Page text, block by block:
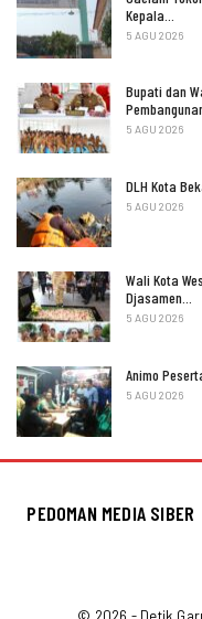
Kepala…
5 AGU 2026
Bupati dan
5 AGU 2026
DLH Kota
5 AGU 2026
Wali Kota
Djasamen…
5 AGU 2026
Animo
5 AGU 2026
PEDOMAN MEDIA SIBER
© 2026 - Detik